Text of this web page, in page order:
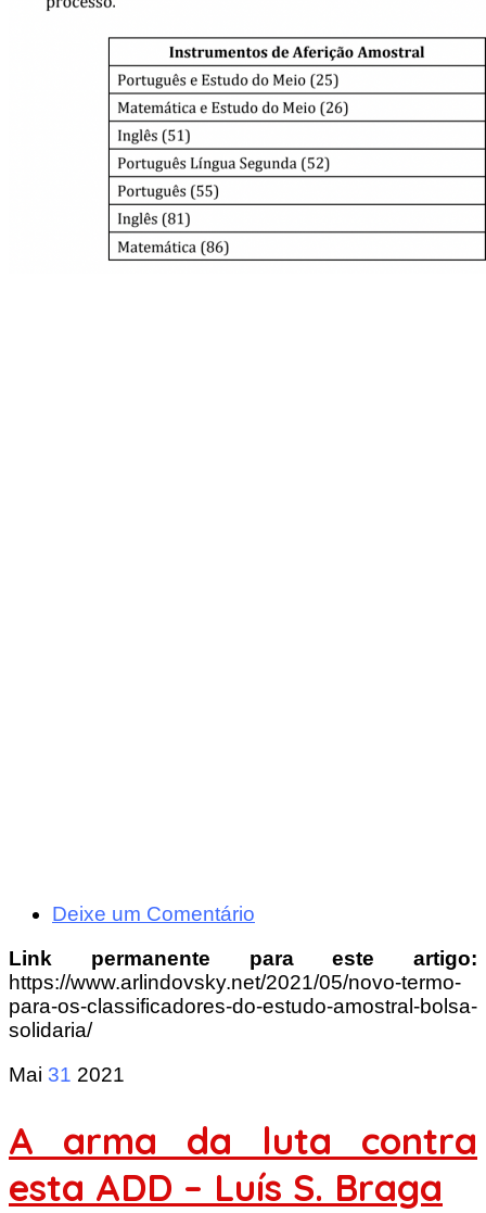
Deixe um Comentário
Link permanente para este artigo:
https://www.arlindovsky.net/2021/05/novo-termo-
para-os-classificadores-do-estudo-amostral-bolsa-
solidaria/
Mai 31 2021
A arma da luta contra
esta ADD – Luís S. Braga